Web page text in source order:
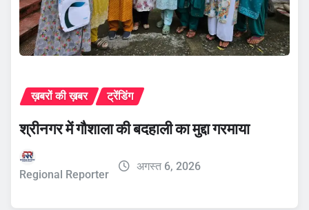
ख़बरों की ख़बर ट्रेंडिंग
श्रीनगर में गौशाला की बदहाली का मुद्दा गरमाया
Regional Reporter
अगस्त 6, 2026